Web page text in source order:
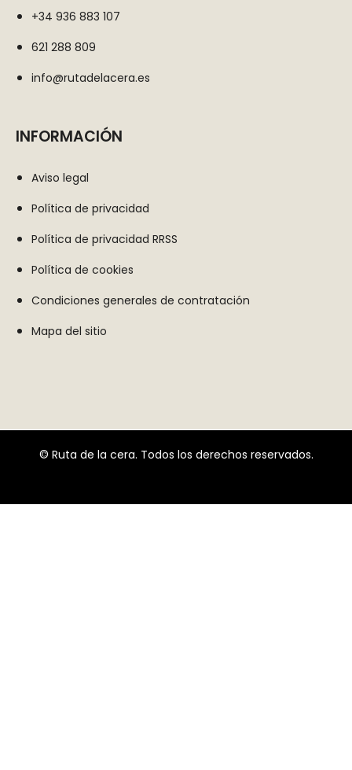
+34 936 883 107
621 288 809
info@rutadelacera.es
INFORMACIÓN
Aviso legal
Política de privacidad
Política de privacidad RRSS
Política de cookies
Condiciones generales de contratación
Mapa del sitio
© Ruta de la cera. Todos los derechos reservados.